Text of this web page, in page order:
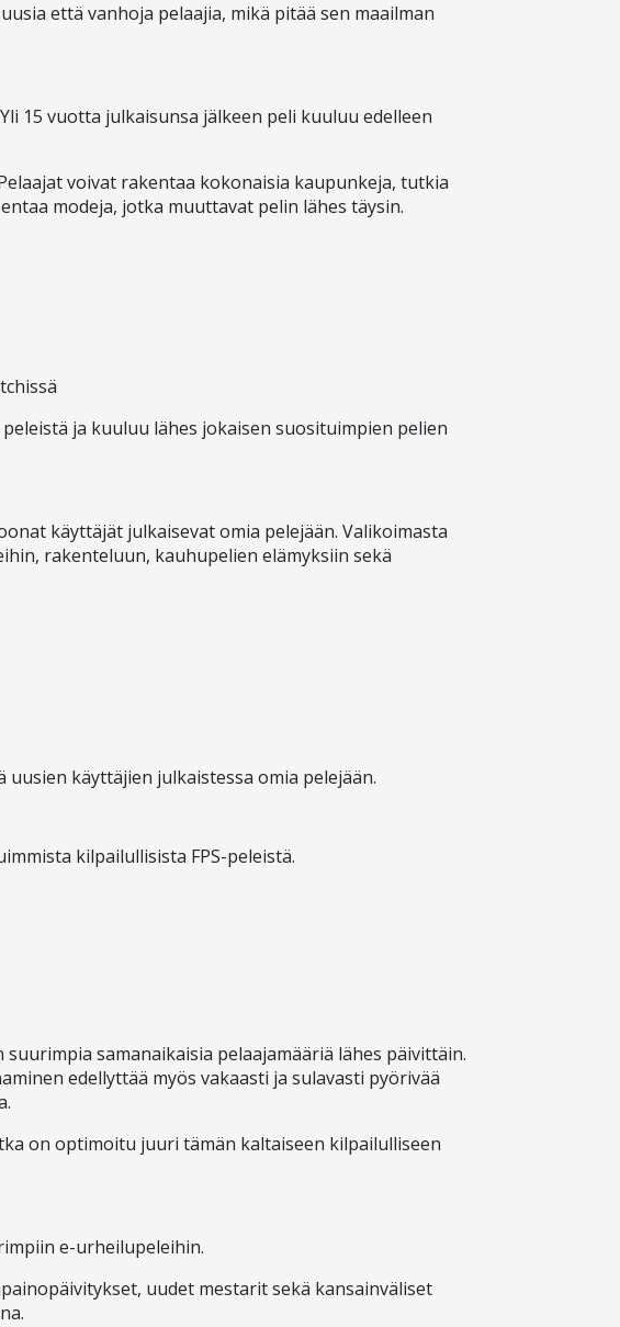
että vanhoja pelaajia, mikä pitää sen maailman
15 vuotta julkaisunsa jälkeen peli kuuluu edelleen
voivat rakentaa kokonaisia kaupunkeja, tutkia
modeja, jotka muuttavat pelin lähes täysin.
ja kuuluu lähes jokaisen suosituimpien pelien
käyttäjät julkaisevat omia pelejään. Valikoimasta
rakenteluun, kauhupelien elämyksiin sekä
uusien käyttäjien julkaistessa omia pelejään.
kilpailullisista FPS-peleistä.
samanaikaisia pelaajamääriä lähes päivittäin.
edellyttää myös vakaasti ja sulavasti pyörivää
on optimoitu juuri tämän kaltaiseen kilpailulliseen
e-urheilupeleihin.
uudet mestarit sekä kansainväliset